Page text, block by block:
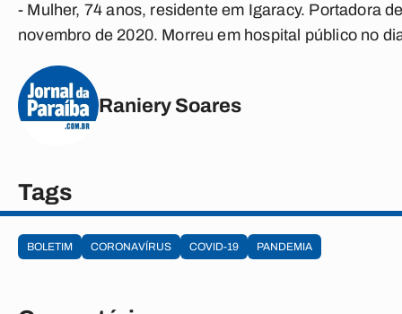
- Mulher, 74 anos, residente em Igaracy. Portadora
novembro de 2020. Morreu em hospital público no
Raniery Soares
Tags
BOLETIM CORONAVÍRUS COVID-19 PANDEMIA